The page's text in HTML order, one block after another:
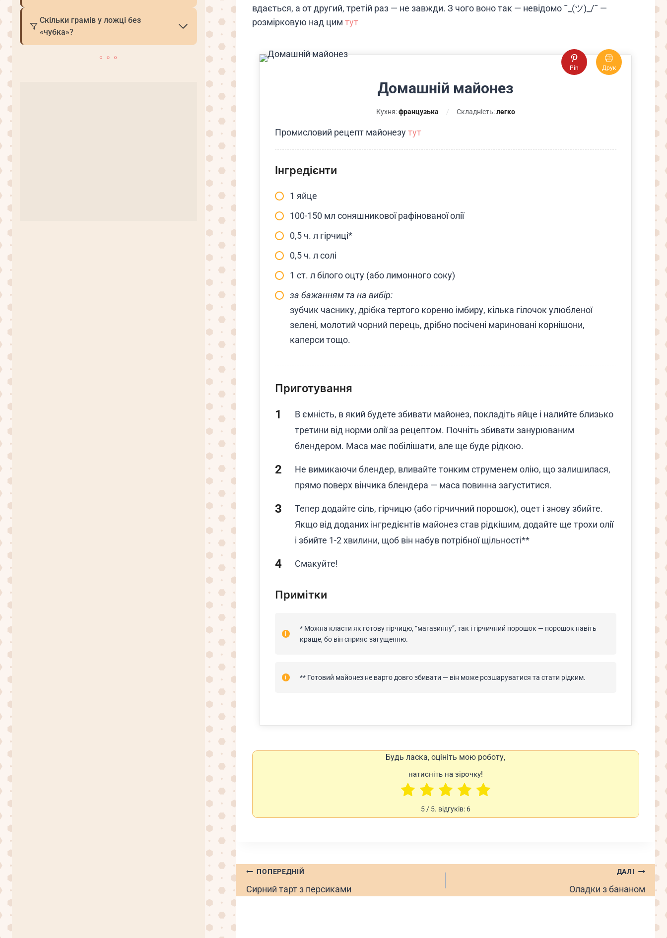
вдається, а от другий, третій раз — не завжди. З чого воно так — невідомо ¯_(ツ)_/¯ —
розмірковую над цим тут
Pin Друк
Домашній майонез
Кухня:французька Складність:легко
Промисловий рецепт майонезутут
Інгредієнти
1 яйце
100-150 мл соняшникової рафінованої олії
0,5 ч. л гірчиці*
0,5 ч. л солі
1 ст. л білого оцту (або лимонного соку)
за бажанням та на вибір:
зубчик часнику, дрібка тертого кореню імбиру, кілька гілочок улюбленої
зелені, молотий чорний перець, дрібно посічені мариновані корнішони,
каперси тощо.
Приготування
В ємність, в який будете збивати майонез, покладіть яйце і налийте близько
третини від норми олії за рецептом. Почніть збивати занурюваним
блендером. Маса має побілішати, але ще буде рідкою.
Не вимикаючи блендер, вливайте тонким струменем олію, що залишилася,
прямо поверх вінчика блендера — маса повинна загуститися.
Тепер додайте сіль, гірчицю (або гірчичний порошок), оцет і знову збийте.
Якщо від доданих інгредієнтів майонез став рідкішим, додайте ще трохи олії
і збийте 1-2 хвилини, щоб він набув потрібної щільності**
Смакуйте!
Примітки
* Можна класти як готову гірчицю, “магазинну”, так і гірчичний порошок — порошок навіть
краще, бо він сприяє загущенню.
** Готовий майонез не варто довго збивати — він може розшаруватися та стати рідким.
Будь ласка, оцініть мою роботу,
натисніть на зірочку!
5/ 5. відгуків: 6
Навігація
записів
ПОПЕРЕДНІЙ
Сирний тарт з персиками
ДАЛІ
Оладки з бананом
Скільки грамів у ложці без
«чубка»?